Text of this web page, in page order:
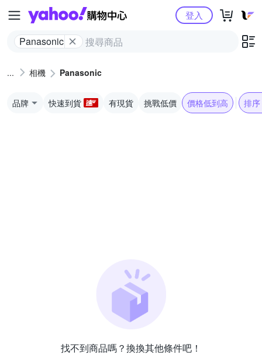
Yahoo購物中心
Panasonic
登入
相機 Panasonic
品牌 快速到貨 有現貨 挑戰低價 價格低到高 排序
找不到商品嗎？換換其他條件吧！